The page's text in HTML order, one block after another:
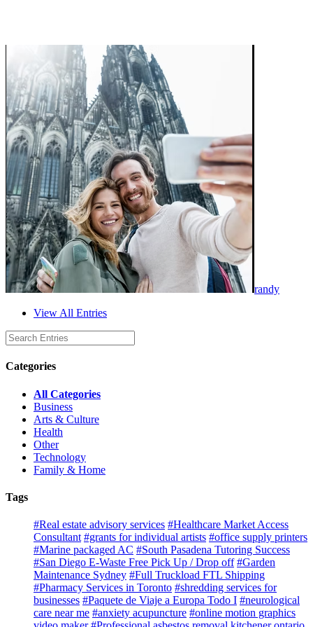
randy
View All Entries
Categories
All Categories
Business
Arts & Culture
Health
Other
Technology
Family & Home
Tags
#Real estate advisory services #Healthcare Market Access
Consultant #grants for individual artists #office supply printers
#Marine packaged AC #South Pasadena Tutoring Success
#San Diego E-Waste Free Pick Up / Drop off #Garden
Maintenance Sydney #Full Truckload FTL Shipping
#Pharmacy Services in Toronto #shredding services for
businesses #Paquete de Viaje a Europa Todo I #neurological
care near me #anxiety acupuncture #online motion graphics